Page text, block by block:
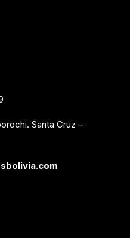
Santa Cruz –